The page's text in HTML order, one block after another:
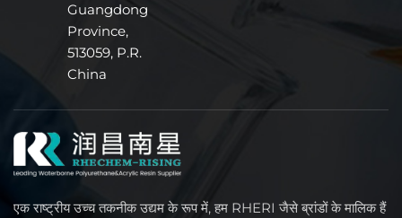
Guangdong
Province,
513059, P.R.
China
एक राष्ट्रीय उच्च तकनीक उद्यम के रूप में, हम RHERI जैसे ब्रांडों के मालिक हैं